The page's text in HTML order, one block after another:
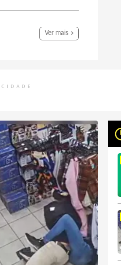
Ver mais